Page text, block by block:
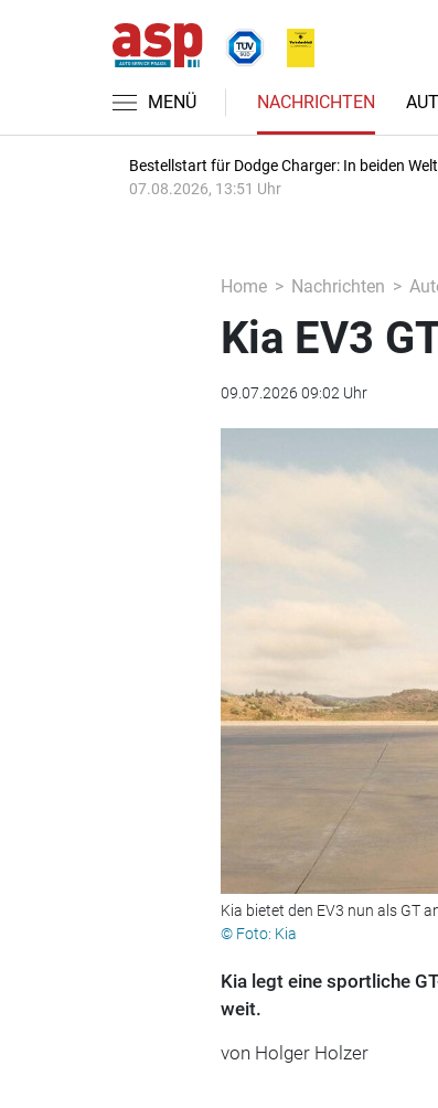
MENÜ NACHRICHTEN
Bestellstart für Dodge Charger: In beiden
07.08.2026, 13:51 Uhr
Home Nachrichten
Kia EV3
09.07.2026 09:02 Uhr
Kia bietet den EV3 nun als GT
© Foto: Kia
Kia legt eine sportliche
weit.
von Holger Holzer